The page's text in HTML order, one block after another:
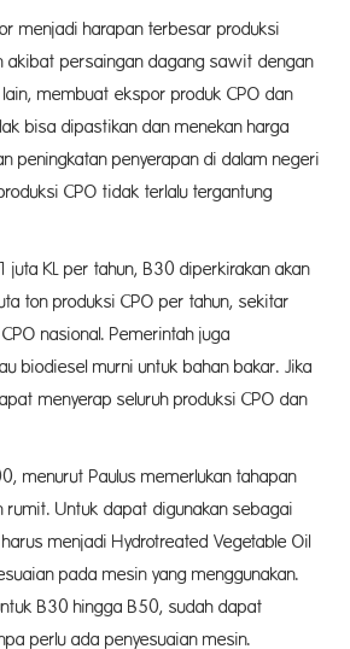
menjadi harapan terbesar produksi
akibat persaingan dagang sawit dengan
membuat ekspor produk CPO dan
bisa dipastikan dan menekan harga
peningkatan penyerapan di dalam negeri
CPO tidak terlalu tergantung
juta KL per tahun, B30 diperkirakan akan
ton produksi CPO per tahun, sekitar
nasional. Pemerintah juga
biodiesel murni untuk bahan bakar. Jika
menyerap seluruh produksi CPO dan
menurut Paulus memerlukan tahapan
rumit. Untuk dapat digunakan sebagai
menjadi Hydrotreated Vegetable Oil
pada mesin yang menggunakan.
B30 hingga B50, sudah dapat
perlu ada penyesuaian mesin.